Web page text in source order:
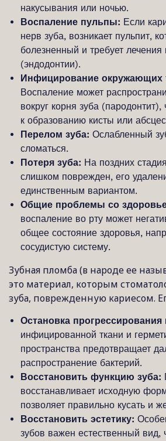
накусывания или ночью.
Воспаление пульпы: Если
нерв зуба, возникает пульпит,
болезненный и требует
(эндодонтии).
Инфицирование окружающих
Воспаление может
вокруг корня зуба
к образованию кисты или
Перелом зуба: Ослабленный
сломаться.
Потеря зуба: На поздних
слишком поврежден, его
единственным вариантом.
Общие проблемы со
воспаление во рту может
общее состояние здоровья,
сосудистую систему.
Зубная пломба (в народе ее
это материал, которым
зуба, поврежденную кариесом.
Остановка прогрессирования
инфицированной ткани и
пространства предотвращает
распространение бактерий.
Восстановить функцию зуба:
восстанавливает исходную
позволяет правильно кусать и
Восстановить эстетику:
зубов важен естественный вид,